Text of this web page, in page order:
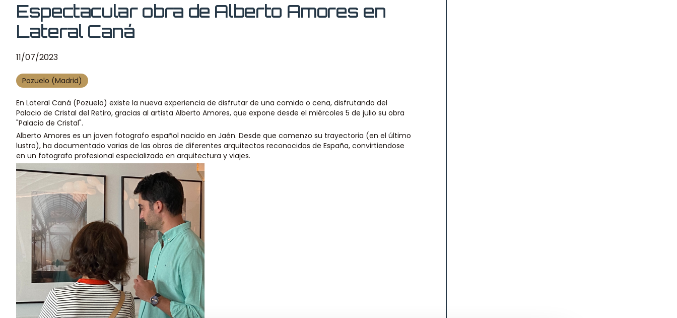
Espectacular obra de Alberto Amores en
Lateral Caná
11/07/2023
Pozuelo (Madrid)
En Lateral Caná (Pozuelo) existe la nueva experiencia de disfrutar de una comida o cena, disfrutando del
Palacio de Cristal del Retiro, gracias al artista Alberto Amores, que expone desde el miércoles 5 de julio su obra
"Palacio de Cristal".
Alberto Amores es un joven fotografo español nacido en Jaén. Desde que comenzo su trayectoria (en el último
lustro), ha documentado varias de las obras de diferentes arquitectos reconocidos de España, convirtiendose
en un fotografo profesional especializado en arquitectura y viajes.